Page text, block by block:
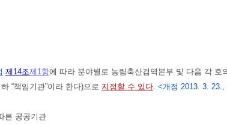
제14조제1항에 따라 분야별로 농림축산검역본부 및 다음 각
“책임기관”이라 한다)으로 지정할 수 있다. <개정 2013. 3.
른 공공기관